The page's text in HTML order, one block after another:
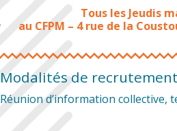
Tous les Jeudis
au CFPM – 4 rue de la
Modalités de recrutement
Réunion d’information collective,